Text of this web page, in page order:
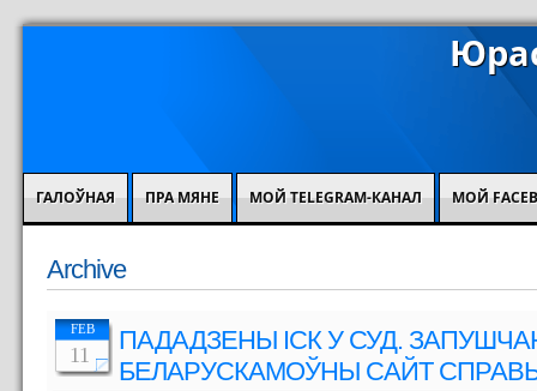
ГАЛОЎНАЯ ПРА МЯНЕ МОЙ TELEGRAM-КАНАЛ МОЙ
Archive
FEB
11
ПАДАДЗЕНЫ ІСК У СУД.
БЕЛАРУСКАМОЎНЫ САЙТ